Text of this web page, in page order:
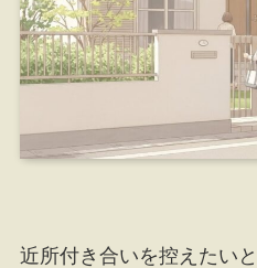
近所付き合いを控えたい